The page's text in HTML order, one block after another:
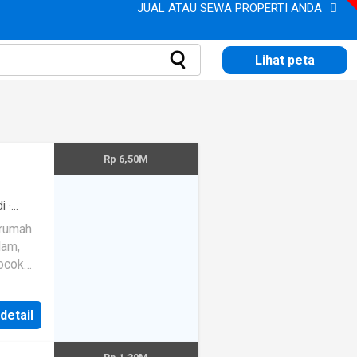
JUAL ATAU SEWA PROPERTI ANDA
Lihat peta
·
Rp 6,50M